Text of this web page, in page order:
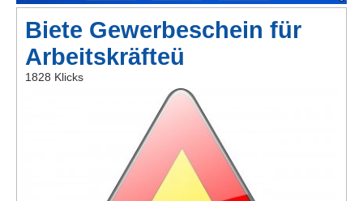
Auktionen
jetzt inserieren
AGB, Nutzungsbedingungen
Biete Gewerbeschein für
Arbeitskräfteü
1828 Klicks